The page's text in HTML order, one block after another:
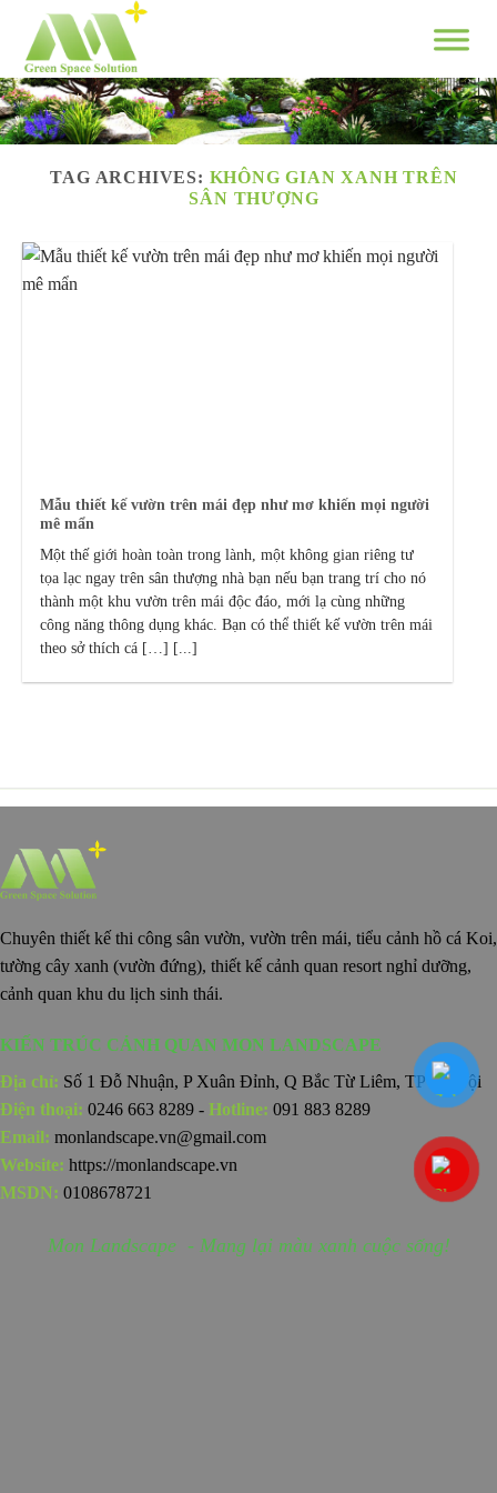
content
TAG ARCHIVES: KHÔNG GIAN XANH TRÊN
SÂN THƯỢNG
Mẫu thiết kế vườn trên mái đẹp như mơ khiến mọi người
mê mẩn
Một thế giới hoàn toàn trong lành, một không gian riêng tư
tọa lạc ngay trên sân thượng nhà bạn nếu bạn trang trí cho nó
thành một khu vườn trên mái độc đáo, mới lạ cùng những
công năng thông dụng khác. Bạn có thể thiết kế vườn trên mái
theo sở thích cá […] [...]
Chuyên thiết kế thi công sân vườn, vườn trên mái, tiểu cảnh hồ cá Koi,
tường cây xanh (vườn đứng), thiết kế cảnh quan resort nghỉ dưỡng,
cảnh quan khu du lịch sinh thái.
KIẾN TRÚC CẢNH QUAN MON LANDSCAPE
Địa chỉ: Số 1 Đỗ Nhuận, P Xuân Đỉnh, Q Bắc Từ Liêm, TP Hà Nội
Điện thoại: 0246 663 8289 - Hotline: 091 883 8289
Email: monlandscape.vn@gmail.com
Website: https://monlandscape.vn
MSDN: 0108678721
Mon Landscape - Mang lại màu xanh cuộc sống!